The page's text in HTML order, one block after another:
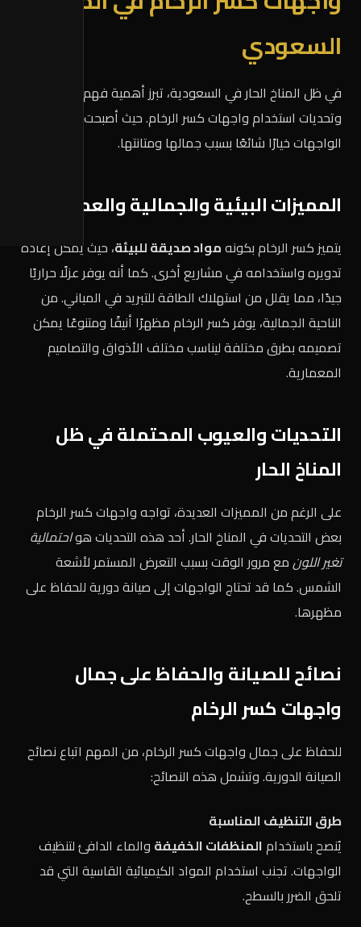
السعودي
في ظل المناخ الحار في السعودية، تبرز أهمية فهم مميزات
وتحديات استخدام واجهات كسر الرخام. حيث أصبحت هذه
الواجهات خيارًا شائعًا بسبب جمالها ومتانتها.
المميزات البيئية والجمالية والعملية
يتميز كسر الرخام بكونهمواد صديقة للبيئة، حيث يمكن إعادة
تدويره واستخدامه في مشاريع أخرى. كما أنه يوفر عزلًا حراريًا
جيدًا، مما يقلل من استهلاك الطاقة للتبريد في المباني. من
الناحية الجمالية، يوفر كسر الرخام مظهرًا أنيقًا ومتنوعًا يمكن
تصميمه بطرق مختلفة ليناسب مختلف الأذواق والتصاميم
المعمارية.
التحديات والعيوب المحتملة في ظل
المناخ الحار
على الرغم من المميزات العديدة، تواجه واجهات كسر الرخام
بعض التحديات في المناخ الحار. أحد هذه التحديات هواحتمالية
تغير اللونمع مرور الوقت بسبب التعرض المستمر لأشعة
الشمس. كما قد تحتاج الواجهات إلى صيانة دورية للحفاظ على
مظهرها.
نصائح للصيانة والحفاظ على جمال
واجهات كسر الرخام
للحفاظ على جمال واجهات كسر الرخام، من المهم اتباع نصائح
الصيانة الدورية. وتشمل هذه النصائح:
طرق التنظيف المناسبة
يُنصح باستخدامالمنظفات الخفيفة والماء الدافئ لتنظيف
الواجهات. تجنب استخدام المواد الكيميائية القاسية التي قد
تلحق الضرر بالسطح.